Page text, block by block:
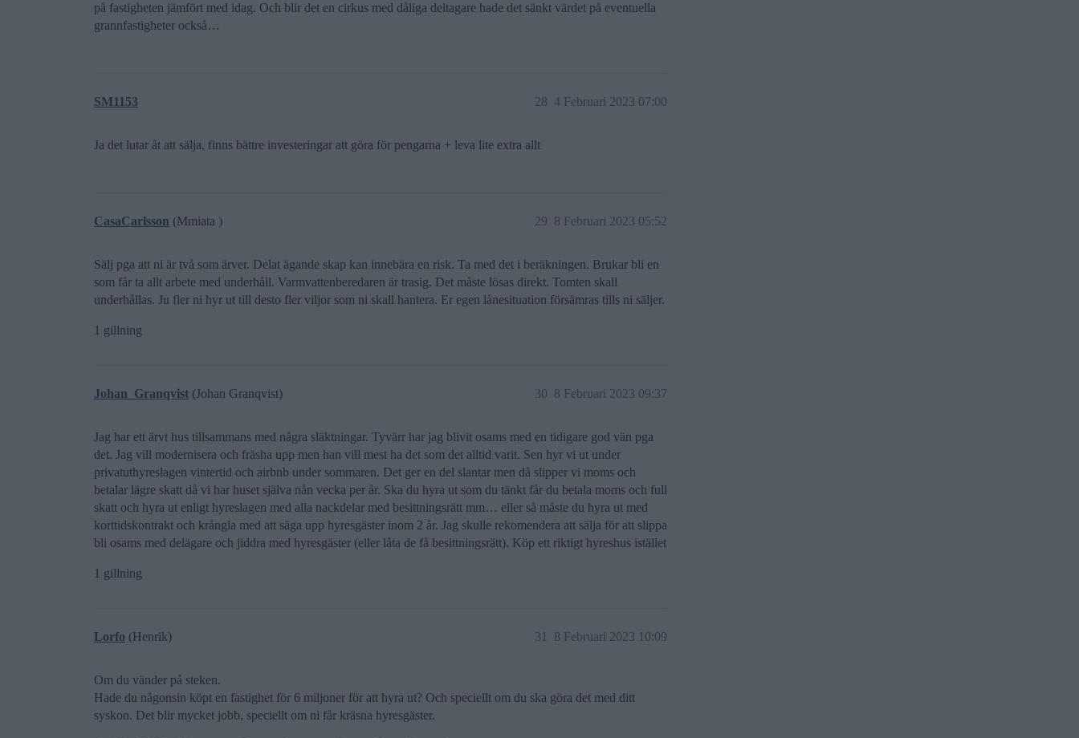
på fastigheten jämfört med idag. Och blir det en cirkus med dåliga deltagare hade det sänkt värdet på eventuella
grannfastigheter också…
SM1153 4 Februari 2023 07:00
28
Ja det lutar åt att sälja, finns bättre investeringar att göra för pengarna + leva lite extra allt
CasaCarlsson (Mmiata ) 8 Februari 2023 05:52
29
Sälj pga att ni är två som ärver. Delat ägande skap kan innebära en risk. Ta med det i beräkningen. Brukar bli en
som får ta allt arbete med underhåll. Varmvattenberedaren är trasig. Det måste lösas direkt. Tomten skall
underhållas. Ju fler ni hyr ut till desto fler viljor som ni skall hantera. Er egen lånesituation försämras tills ni säljer.
1 gillning
Johan_Granqvist (Johan Granqvist) 8 Februari 2023 09:37
30
Jag har ett ärvt hus tillsammans med några släktningar. Tyvärr har jag blivit osams med en tidigare god vän pga
det. Jag vill modernisera och fräsha upp men han vill mest ha det som det alltid varit. Sen hyr vi ut under
privatuthyreslagen vintertid och airbnb under sommaren. Det ger en del slantar men då slipper vi moms och
betalar lägre skatt då vi har huset själva nån vecka per år. Ska du hyra ut som du tänkt får du betala moms och full
skatt och hyra ut enligt hyreslagen med alla nackdelar med besittningsrätt mm… eller så måste du hyra ut med
korttidskontrakt och krångla med att säga upp hyresgäster inom 2 år. Jag skulle rekomendera att sälja för att slippa
bli osams med delägare och jiddra med hyresgäster (eller låta de få besittningsrätt). Köp ett riktigt hyreshus istället
1 gillning
Lorfo (Henrik) 8 Februari 2023 10:09
31
Om du vänder på steken.
Hade du någonsin köpt en fastighet för 6 miljoner för att hyra ut? Och speciellt om du ska göra det med ditt
syskon. Det blir mycket jobb, speciellt om ni får kräsna hyresgäster.